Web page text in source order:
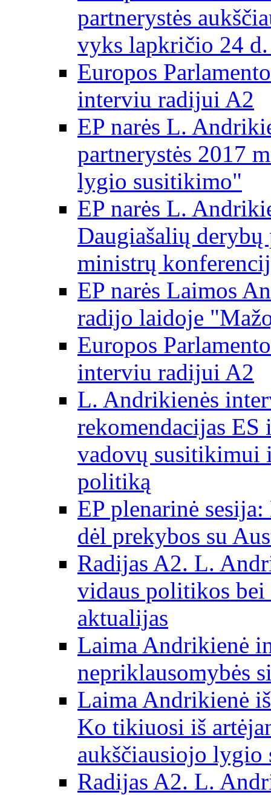
partnerystės
vyks lapkričio 24
Europos
interviu radijui A2
EP narės L.
partnerystės 2017
lygio susitikimo"
EP narės L.
Daugiašalių derybų
ministrų
EP narės Laimos
radijo laidoje
Europos
interviu radijui A2
L. Andrikienės
rekomendacijas
vadovų susitikimui
politiką
EP plenarinė
dėl prekybos su
Radijas A2. L.
vidaus politikos bei
aktualijas
Laima Andrikienė
nepriklausomybės
Laima Andrikienė
Ko tikiuosi iš
aukščiausiojo lygio
Radijas A2. L.